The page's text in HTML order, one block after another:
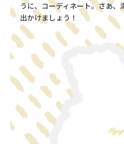
うに、コーディネート。さあ
出かけましょう！